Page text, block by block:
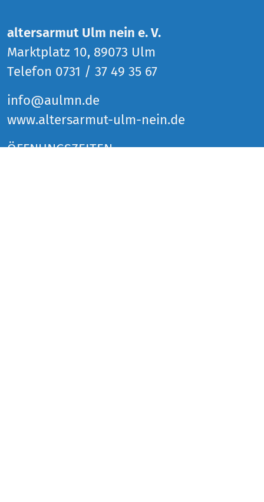
altersarmut Ulm nein e. V.
Marktplatz 10, 89073 Ulm
Telefon 0731 / 37 49 35 67
info@aulmn.de
www.altersarmut-ulm-nein.de
ÖFFNUNGSZEITEN